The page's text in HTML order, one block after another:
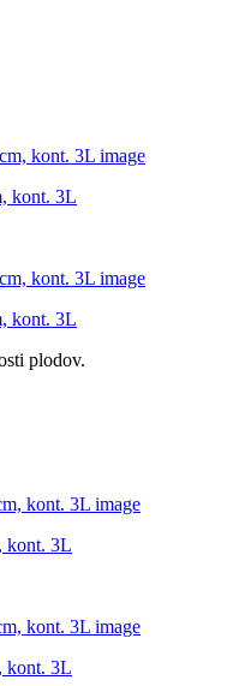
kont. 3L
kont. 3L
plodov.
kont. 3L
kont. 3L